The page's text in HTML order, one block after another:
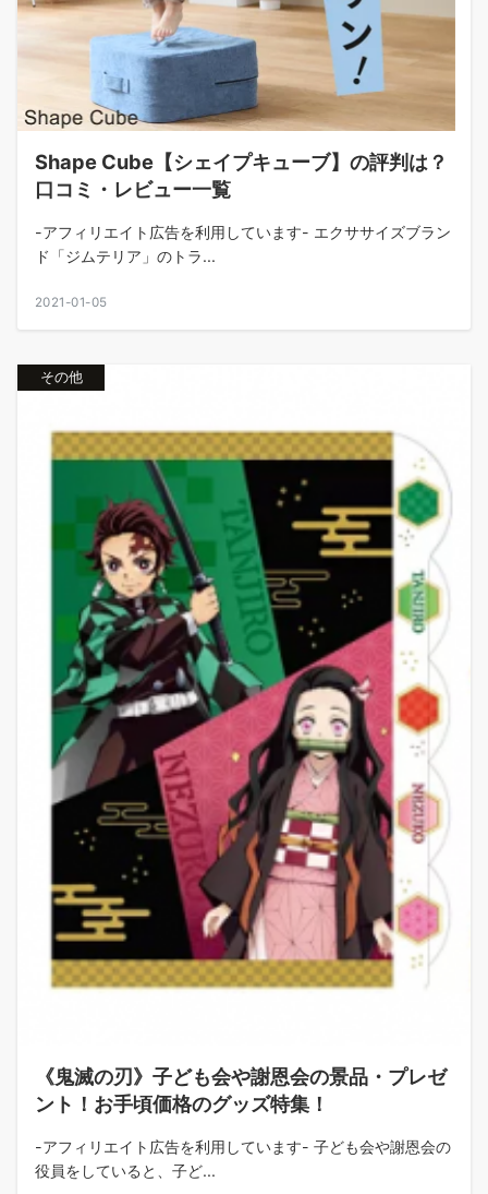
Shape Cube【シェイプキューブ】の評判は？
口コミ・レビュー一覧
-アフィリエイト広告を利用しています- エクササイズブラン
ド「ジムテリア」のトラ...
2021-01-05
その他
《鬼滅の刃》子ども会や謝恩会の景品・プレゼ
ント！お手頃価格のグッズ特集！
-アフィリエイト広告を利用しています- 子ども会や謝恩会の
役員をしていると、子ど...